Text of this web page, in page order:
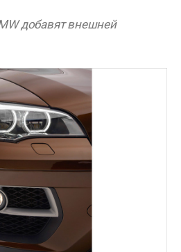
добавят внешней